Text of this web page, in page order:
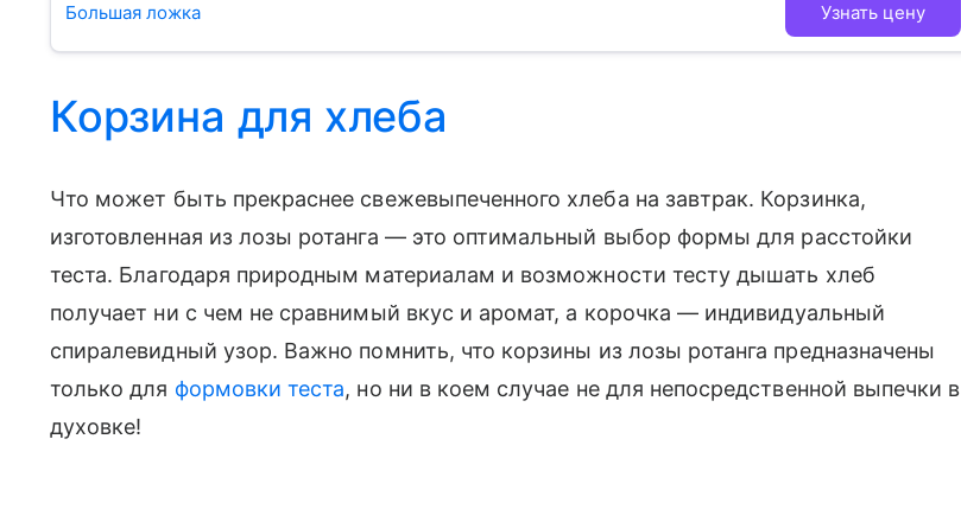
Большая ложка Узнать цену
Корзина для хлеба
Что может быть прекраснее свежевыпеченного хлеба на завтрак. Корзинка,
изготовленная из лозы ротанга — это оптимальный выбор формы для расстойки
теста. Благодаря природным материалам и возможности тесту дышать хлеб
получает ни с чем не сравнимый вкус и аромат, а корочка — индивидуальный
спиралевидный узор. Важно помнить, что корзины из лозы ротанга предназначены
только для формовки теста, но ни в коем случае не для непосредственной выпечки в
духовке!